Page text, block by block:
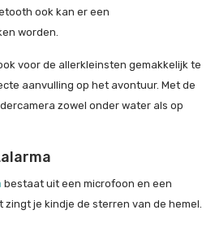
ook kan er een
worden.
voor de allerkleinsten gemakkelijk te
aanvulling op het avontuur. Met de
zowel onder water als op
bestaat uit een microfoon en een
je kindje de sterren van de hemel.